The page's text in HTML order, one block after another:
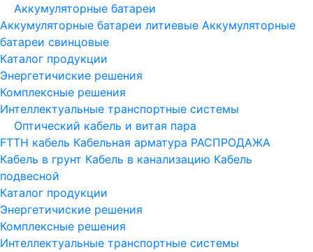
Аккумуляторные батареи
Аккумуляторные батареи литиевые Аккумуляторные
батареи свинцовые
Каталог продукции
Энергетичиские решения
Комплексные решения
Интеллектуальные транспортные системы
Оптический кабель и витая пара
FTTH кабель Кабельная арматура РАСПРОДАЖА
Кабель в грунт Кабель в канализацию Кабель
подвесной
Каталог продукции
Энергетичиские решения
Комплексные решения
Интеллектуальные транспортные системы